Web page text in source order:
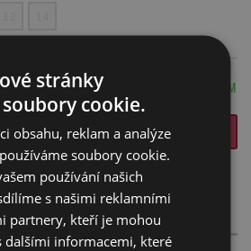
SKLADEM
VLOŽIT DO KOŠÍKU
stránky
cookie.
obsahu, reklam a analýze
soubory cookie.
používání našich
s našimi reklamními
partnery, kteří je mohou
dalšími informacemi, které